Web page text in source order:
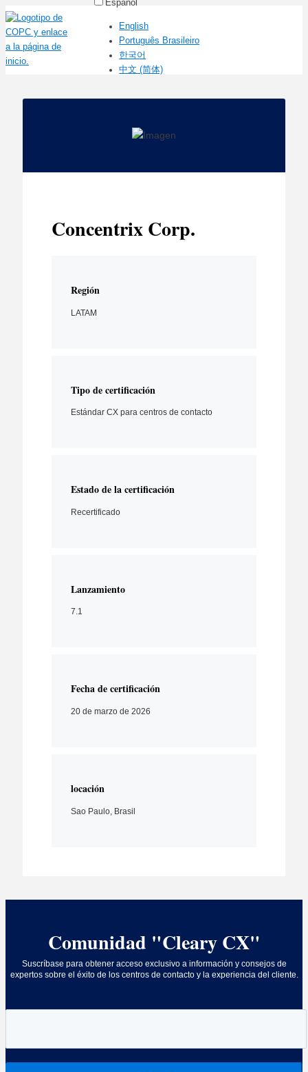
Español
English
Português Brasileiro
한국어
中文 (简体)
Concentrix Corp.
Región
LATAM
Tipo de certificación
Estándar CX para centros de contacto
Estado de la certificación
Recertificado
Lanzamiento
7.1
Fecha de certificación
20 de marzo de 2026
locación
Sao Paulo, Brasil
Comunidad "Cleary CX"
Suscríbase para obtener acceso exclusivo a información y consejos de
expertos sobre el éxito de los centros de contacto y la experiencia del cliente.